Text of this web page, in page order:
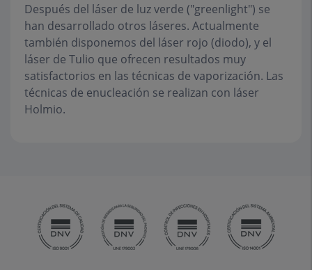
Después del láser de luz verde ("greenlight") se
han desarrollado otros láseres. Actualmente
también disponemos del láser rojo (diodo), y el
láser de Tulio que ofrecen resultados muy
satisfactorios en las técnicas de vaporización. Las
técnicas de enucleación se realizan con láser
Holmio.